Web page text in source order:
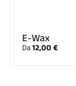
E-Wax
Da 12,00 €